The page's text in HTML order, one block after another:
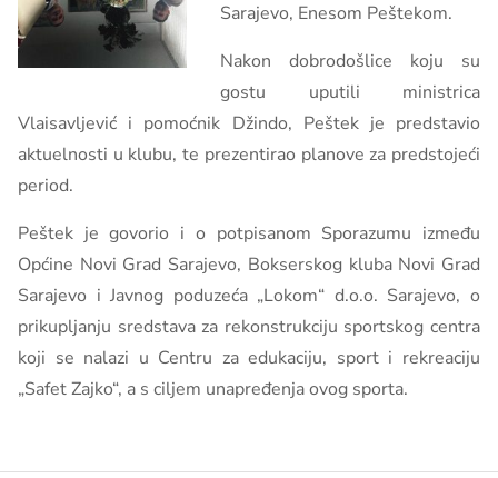
Sarajevo, Enesom Peštekom.
Nakon dobrodošlice koju su
gostu uputili ministrica
Vlaisavljević i pomoćnik Džindo, Peštek je predstavio
aktuelnosti u klubu, te prezentirao planove za predstojeći
period.
Peštek je govorio i o potpisanom Sporazumu između
Općine Novi Grad Sarajevo, Bokserskog kluba Novi Grad
Sarajevo i Javnog poduzeća „Lokom“ d.o.o. Sarajevo, o
prikupljanju sredstava za rekonstrukciju sportskog centra
koji se nalazi u Centru za edukaciju, sport i rekreaciju
„Safet Zajko“, a s ciljem unapređenja ovog sporta.